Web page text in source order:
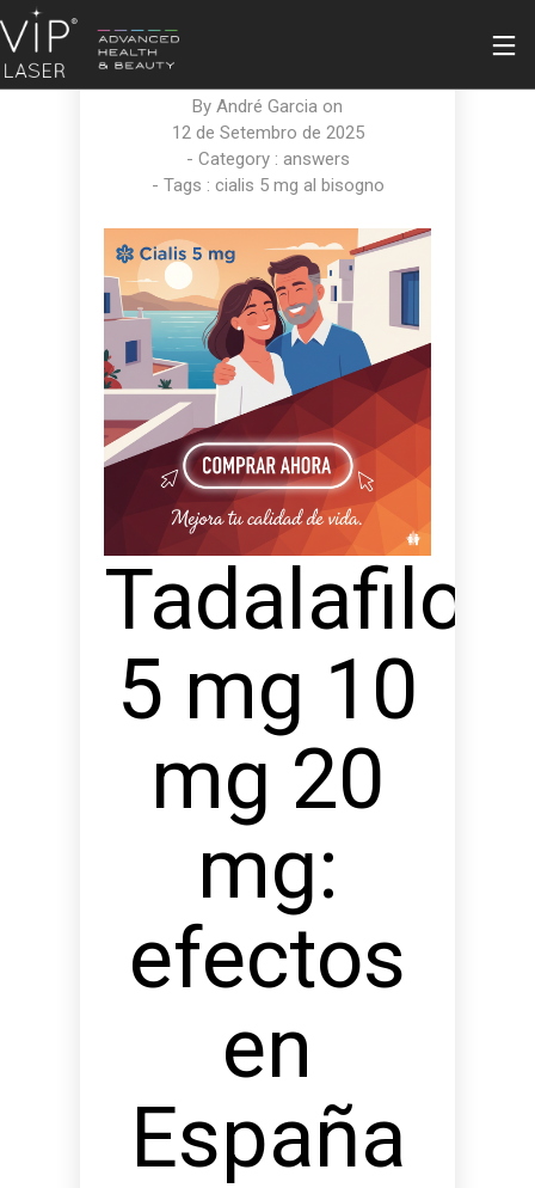
CIALIS 5 MG ORIGINAL
CALIDAD ASEGURADA
By André Garcia on
12 de Setembro de 2025
- Category : answers
- Tags : cialis 5 mg al bisogno
Tadalafilo
5 mg 10
mg 20
mg:
efectos
en
España